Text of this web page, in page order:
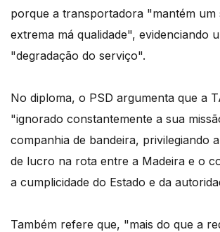
porque a transportadora "mantém um
extrema má qualidade", evidenciando
"degradação do serviço".
No diploma, o PSD argumenta que a
"ignorado constantemente a sua
companhia de bandeira, privilegiando
de lucro na rota entre a Madeira e o
a cumplicidade do Estado e da
Também refere que, "mais do que a